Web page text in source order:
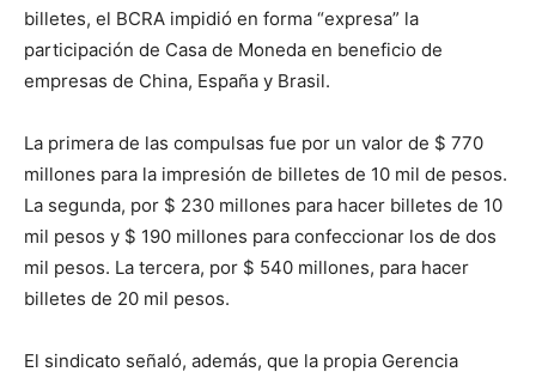
billetes, el BCRA impidió en forma “expresa” la
participación de Casa de Moneda en beneficio de
empresas de China, España y Brasil.
La primera de las compulsas fue por un valor de $ 770
millones para la impresión de billetes de 10 mil de pesos.
La segunda, por $ 230 millones para hacer billetes de 10
mil pesos y $ 190 millones para confeccionar los de dos
mil pesos. La tercera, por $ 540 millones, para hacer
billetes de 20 mil pesos.
El sindicato señaló, además, que la propia Gerencia